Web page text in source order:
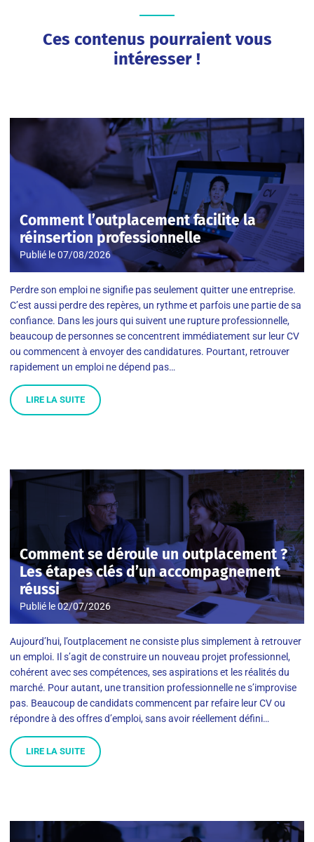
Ces contenus pourraient vous
intéresser !
Comment l’outplacement facilite la
réinsertion professionnelle
Publié le07/08/2026
Perdre son emploi ne signifie pas seulement quitter une entreprise.
C’est aussi perdre des repères, un rythme et parfois une partie de sa
confiance. Dans les jours qui suivent une rupture professionnelle,
beaucoup de personnes se concentrent immédiatement sur leur CV
ou commencent à envoyer des candidatures. Pourtant, retrouver
rapidement un emploi ne dépend pas…
LIRE LA SUITE
Comment se déroule un outplacement ?
Les étapes clés d’un accompagnement
réussi
Publié le02/07/2026
Aujourd’hui, l’outplacement ne consiste plus simplement à retrouver
un emploi. Il s’agit de construire un nouveau projet professionnel,
cohérent avec ses compétences, ses aspirations et les réalités du
marché. Pour autant, une transition professionnelle ne s’improvise
pas. Beaucoup de candidats commencent par refaire leur CV ou
répondre à des offres d’emploi, sans avoir réellement défini…
LIRE LA SUITE